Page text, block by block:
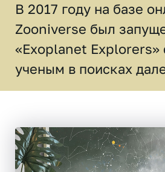
В 2017 году на базе
Zooniverse был
«Exoplanet Explorers»
ученым в поисках